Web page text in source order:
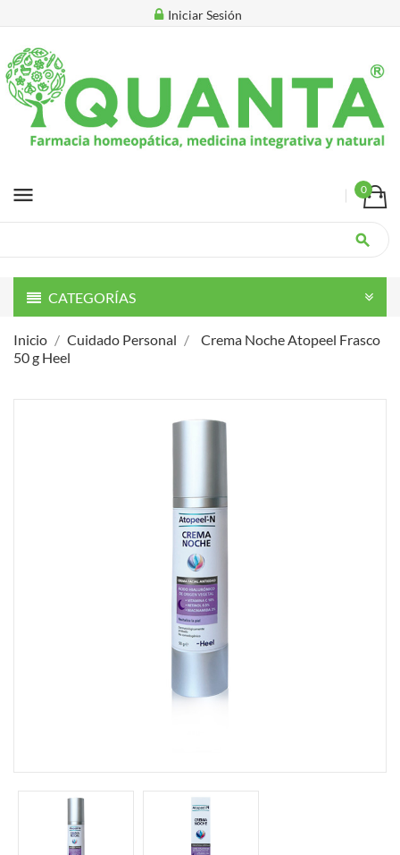
Iniciar Sesión
menu 0
search
CATEGORÍAS
Inicio Cuidado Personal
Crema Noche Atopeel Frasco
50 g Heel